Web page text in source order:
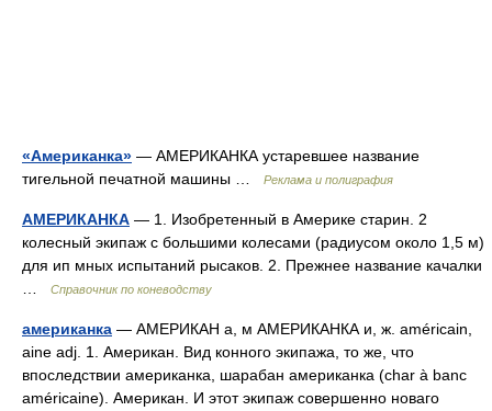
«Американка» — АМЕРИКАНКА устаревшее название
тигельной печатной машины …
Реклама и полиграфия
АМЕРИКАНКА — 1. Изобретенный в Америке старин. 2
колесный экипаж с большими колесами (радиусом около 1,5 м)
для ип мных испытаний рысаков. 2. Прежнее название качалки
Справочник по коневодству
американка — АМЕРИКАН а, м АМЕРИКАНКА и, ж. américain,
aine adj. 1. Американ. Вид конного экипажа, то же, что
впоследствии американка, шарабан американка (char à banc
américaine). Американ. И этот экипаж совершенно новаго